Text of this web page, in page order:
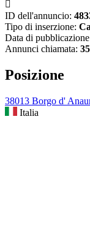

ID dell'annuncio:
Tipo di inserzione:
Data di
Annunci chiamata:
Posizione
38013 Borgo d'
Italia